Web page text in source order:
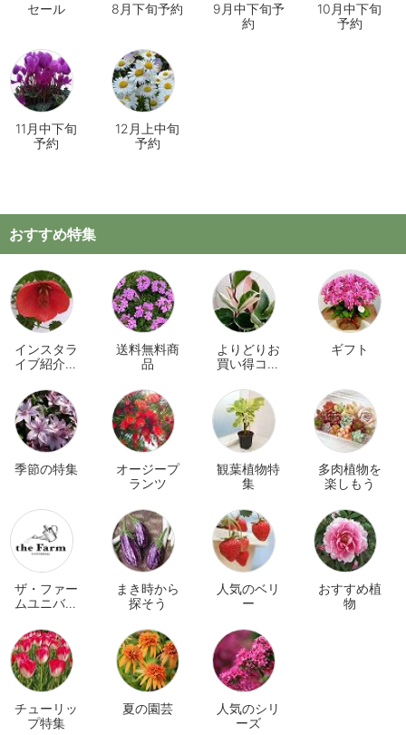
セール 8月下旬予約
9月中下旬予
約
10月中下旬
予約
11月中下旬
予約
12月上中旬
予約
おすすめ特集
インスタラ
イブ紹介商
送料無料商
品
よりどりお
買い得コー
ギフト
季節の特集
オージープ
ランツ
観葉植物特
集
多肉植物を
楽しもう
ザ・ファー
ムユニバー
イン
まき時から
探そう
人気のベリ
ー
おすすめ植
物
チューリッ
プ特集
夏の園芸
人気のシリ
ーズ